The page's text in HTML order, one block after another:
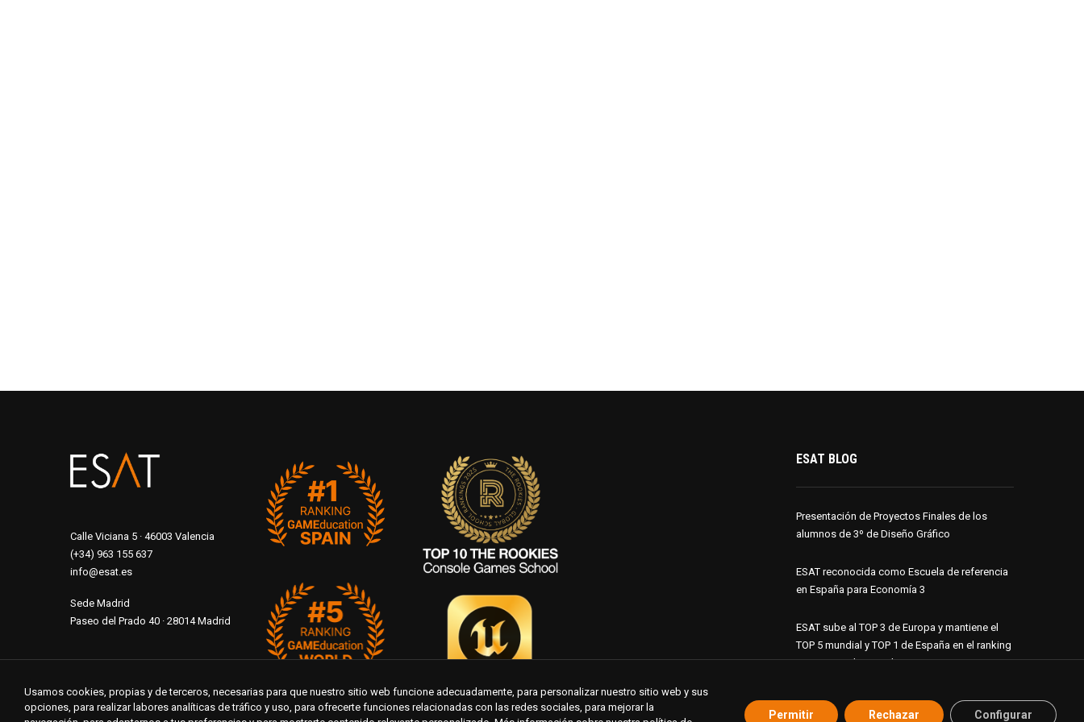
Calle Viciana 5 · 46003 Valencia
(+34) 963 155 637
info@esat.es
Sede Madrid
Paseo del Prado 40 · 28014 Madrid
ESAT BLOG
Presentación de Proyectos Finales de los
alumnos de 3º de Diseño Gráfico
ESAT reconocida como Escuela de referencia
en España para Economía 3
ESAT sube al TOP 3 de Europa y mantiene el
TOP 5 mundial y TOP 1 de España en el ranking
internacional GAMEducation
ESAT suma 10 proyectos finalistas en los
Premios ADCV 2026
Usamos cookies, propias y de terceros, necesarias para que nuestro sitio web funcione adecuadamente, para personalizar nuestro sitio web y sus
opciones, para realizar labores analíticas de tráfico y uso, para ofrecerte funciones relacionadas con las redes sociales, para mejorar la
Permitir Rechazar Configurar